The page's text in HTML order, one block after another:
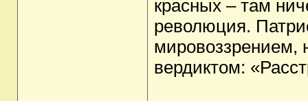
красных – там
революция.
мировоззрением,
вердиктом: